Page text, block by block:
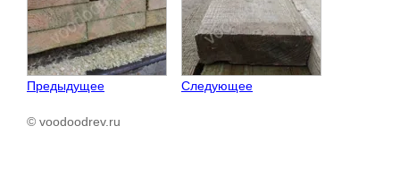
Предыдущее Следующее
© voodoodrev.ru